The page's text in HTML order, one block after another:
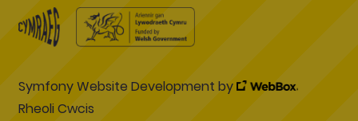
Symfony Website Development by
Rheoli Cwcis